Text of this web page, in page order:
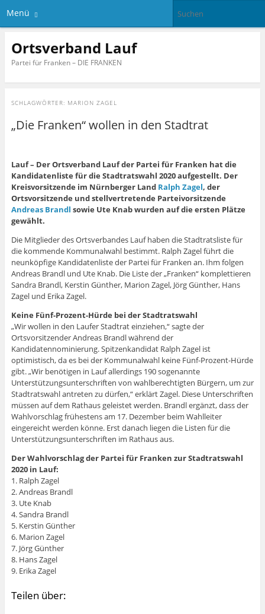
Menü
Ortsverband Lauf
Partei für Franken – DIE FRANKEN
SCHLAGWÖRTER: MARION ZAGEL
„Die Franken“ wollen in den Stadtrat
Lauf – Der Ortsverband Lauf der Partei für Franken hat die
Kandidatenliste für die Stadtratswahl 2020 aufgestellt. Der
Kreisvorsitzende im Nürnberger Land Ralph Zagel, der
Ortsvorsitzende und stellvertretende Parteivorsitzende
Andreas Brandl sowie Ute Knab wurden auf die ersten Plätze
gewählt.
Die Mitglieder des Ortsverbandes Lauf haben die Stadtratsliste für
die kommende Kommunalwahl bestimmt. Ralph Zagel führt die
neunköpfige Kandidatenliste der Partei für Franken an. Ihm folgen
Andreas Brandl und Ute Knab. Die Liste der „Franken“ komplettieren
Sandra Brandl, Kerstin Günther, Marion Zagel, Jörg Günther, Hans
Zagel und Erika Zagel.
Keine Fünf-Prozent-Hürde bei der Stadtratswahl
„Wir wollen in den Laufer Stadtrat einziehen,“ sagte der
Ortsvorsitzender Andreas Brandl während der
Kandidatennominierung. Spitzenkandidat Ralph Zagel ist
optimistisch, da es bei der Kommunalwahl keine Fünf-Prozent-Hürde
gibt. „Wir benötigen in Lauf allerdings 190 sogenannte
Unterstützungsunterschriften von wahlberechtigten Bürgern, um zur
Stadtratswahl antreten zu dürfen,“ erklärt Zagel. Diese Unterschriften
müssen auf dem Rathaus geleistet werden. Brandl ergänzt, dass der
Wahlvorschlag frühestens am 17. Dezember beim Wahlleiter
eingereicht werden könne. Erst danach liegen die Listen für die
Unterstützungsunterschriften im Rathaus aus.
Der Wahlvorschlag der Partei für Franken zur Stadtratswahl
2020 in Lauf:
1. Ralph Zagel
2. Andreas Brandl
3. Ute Knab
4. Sandra Brandl
5. Kerstin Günther
6. Marion Zagel
7. Jörg Günther
8. Hans Zagel
9. Erika Zagel
Teilen über: